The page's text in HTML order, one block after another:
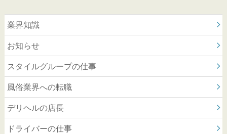
業界知識
お知らせ
スタイルグループの仕事
風俗業界への転職
デリヘルの店長
ドライバーの仕事